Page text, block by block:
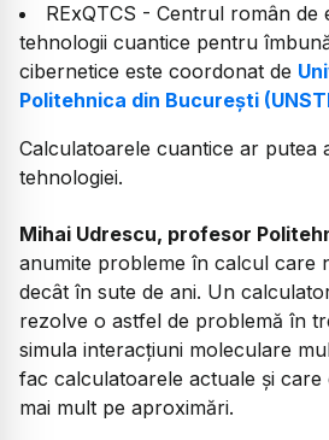
RExQTCS - Centrul român de
tehnologii cuantice pentru
cibernetice este coordonat de
Politehnica din București
Calculatoarele cuantice ar putea
tehnologiei.
Mihai Udrescu, profesor
anumite probleme în calcul care
decât în sute de ani. Un
rezolve o astfel de problemă în
simula interacțiuni moleculare
fac calculatoarele actuale și care
mai mult pe aproximări.